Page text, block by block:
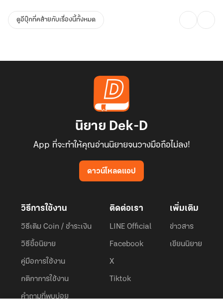
ดูอีบุ๊กที่คล้ายกับเรื่องนี้ทั้งหมด
นิยาย Dek-D
App ที่จะทำให้คุณอ่านนิยายจนวางมือถือไม่ลง!
ดาวน์โหลดแอป
วิธีการใช้งาน
วิธีเติม Coin / ชำระเงิน
วิธีซื้อนิยาย
คู่มือการใช้งาน
กติกาการใช้งาน
คำถามที่พบบ่อย
ติดต่อเรา
LINE Official
Facebook
X
Tiktok
เพิ่มเติม
ข่าวสาร
เขียนนิยาย